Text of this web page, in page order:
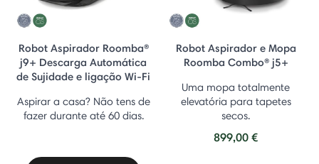
Robot Aspirador Roomba®
j9+ Descarga Automática
de Sujidade e ligação Wi-Fi
Aspirar a casa? Não tens de
fazer durante até 60 dias.
Robot Aspirador e Mopa
Roomba Combo® j5+
Uma mopa totalmente
elevatória para tapetes
secos.
899,00 €